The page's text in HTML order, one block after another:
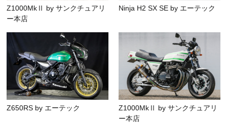
Z1000MkⅡ by サンクチュアリ
ー本店
Ninja H2 SX SE by エーテック
Z650RS by エーテック
Z1000MkⅡ by サンクチュアリ
ー本店